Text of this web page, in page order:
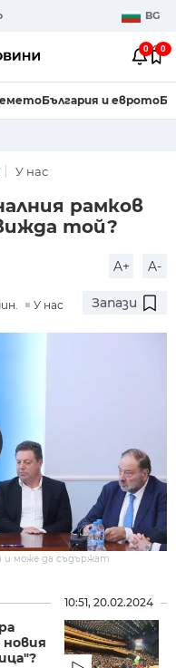
BG
0 0
България и еврото
У нас
рамков
той?
A+ A-
У нас Запази
може да съдържат
10:51, 20.02.2024